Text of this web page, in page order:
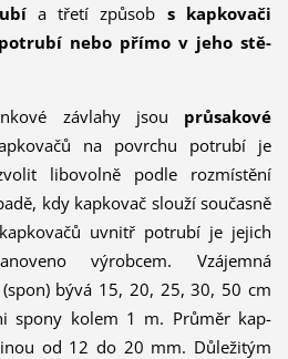
a třetí způsob s kapkovači
nebo přímo v jeho stě­
závlahy jsou průsakové
na po­vrchu potrubí je
libovolně podle rozmístění
kdy kapkovač slouží současně
uvnitř potrubí je jejich
výrobcem. Vzájemná
(spon) bývá 15, 20, 25, 30, 50 cm
spony kolem 1 m. Průměr kap­
od 12 do 20 mm. Důležitým